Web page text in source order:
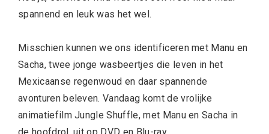
spannend en leuk was het wel.
Misschien kunnen we ons identificeren met Manu en
Sacha, twee jonge wasbeertjes die leven in het
Mexicaanse regenwoud en daar spannende
avonturen beleven. Vandaag komt de vrolijke
animatiefilm Jungle Shuffle, met Manu en Sacha in